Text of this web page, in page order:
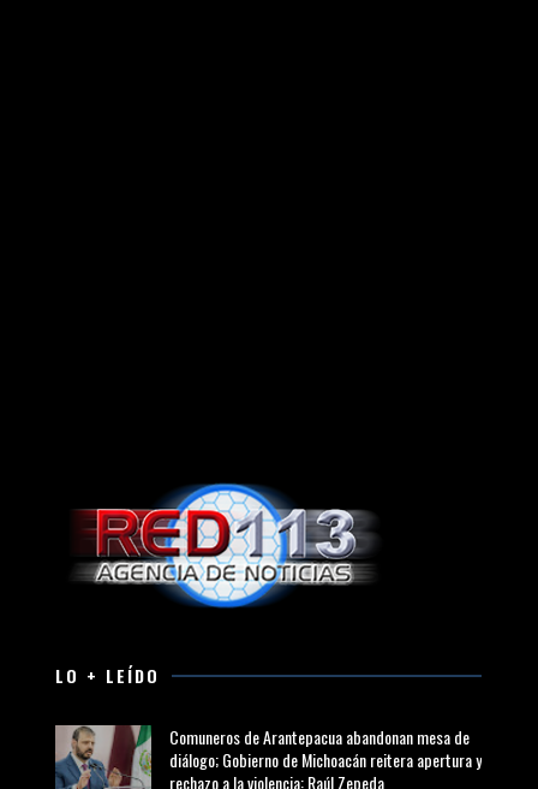
LO + LEÍDO
Comuneros de Arantepacua abandonan mesa de
diálogo; Gobierno de Michoacán reitera apertura y
rechazo a la violencia: Raúl Zepeda